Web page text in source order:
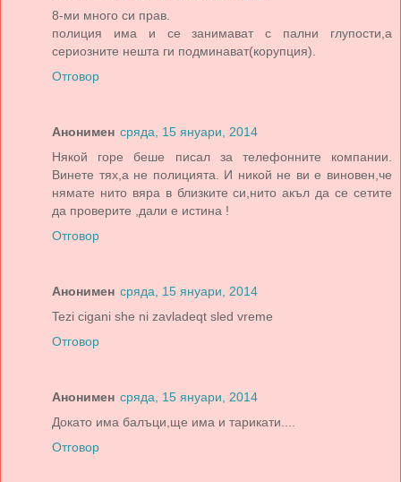
8-ми много си прав.
полиция има и се занимават с пални глупости,а
сериозните нешта ги подминават(корупция).
Отговор
Анонимен сряда, 15 януари, 2014
Някой горе беше писал за телефонните компании.
Винете тях,а не полицията. И никой не ви е виновен,че
нямате нито вяра в близките си,нито акъл да се сетите
да проверите ,дали е истина !
Отговор
Анонимен сряда, 15 януари, 2014
Tezi cigani she ni zavladeqt sled vreme
Отговор
Анонимен сряда, 15 януари, 2014
Докато има балъци,ще има и тарикати....
Отговор